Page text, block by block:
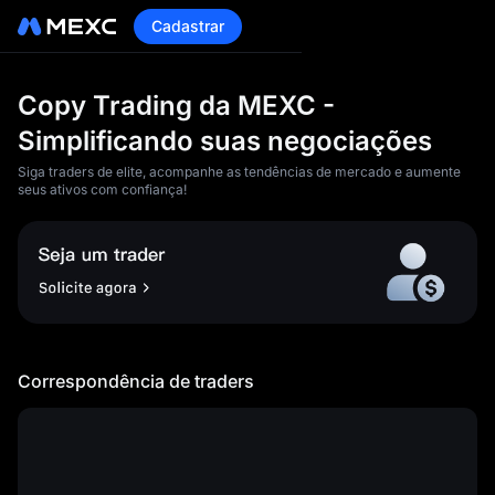
Cadastrar
Copy Trading da MEXC -
Simplificando suas negociações
Siga traders de elite, acompanhe as tendências de mercado e aumente
seus ativos com confiança!
Correspondência de traders
<p>1)Você reconhece e
concorda que a MEXC não
será responsável por
causados por qualquer uma